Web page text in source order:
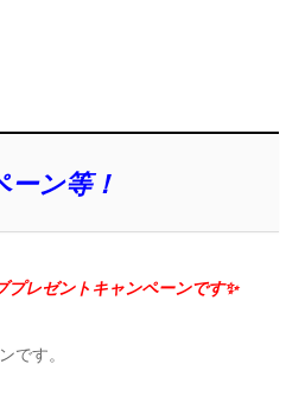
ン等！
プレゼント キャンペーンです✨
です。